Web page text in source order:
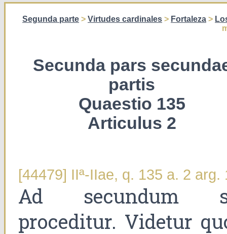
Segunda parte > Virtudes cardinales > Fortaleza >
Secunda pars
partis
Quaestio 135
Articulus 2
[44479] IIª-IIae, q. 135 a. 2 arg.
Ad secundum
proceditur. Videtur